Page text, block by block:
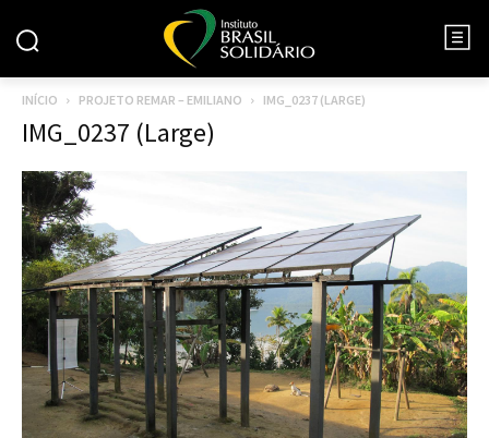
INÍCIO PROJETO REMAR – EMILIANO IMG_0237 (LARGE)
IMG_0237 (Large)